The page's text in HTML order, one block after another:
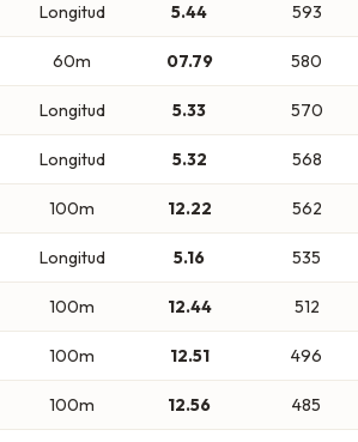
Longitud 5.44 593
60m 07.79 580
Longitud 5.33 570
Longitud 5.32 568
100m 12.22 562
Longitud 5.16 535
100m 12.44 512
100m 12.51 496
100m 12.56 485